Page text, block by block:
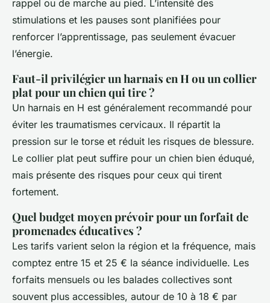
rappel ou de marche au pied. L’intensité des
stimulations et les pauses sont planifiées pour
renforcer l’apprentissage, pas seulement évacuer
l’énergie.
Faut-il privilégier un harnais en H ou un collier
plat pour un chien qui tire ?
Un harnais en H est généralement recommandé pour
éviter les traumatismes cervicaux. Il répartit la
pression sur le torse et réduit les risques de blessure.
Le collier plat peut suffire pour un chien bien éduqué,
mais présente des risques pour ceux qui tirent
fortement.
Quel budget moyen prévoir pour un forfait de
promenades éducatives ?
Les tarifs varient selon la région et la fréquence, mais
comptez entre 15 et 25 € la séance individuelle. Les
forfaits mensuels ou les balades collectives sont
souvent plus accessibles, autour de 10 à 18 € par